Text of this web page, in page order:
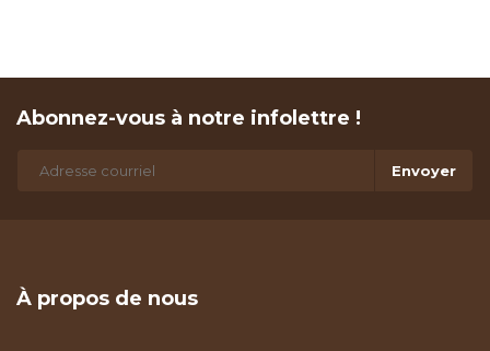
Abonnez-vous à notre infolettre !
Envoyer
À propos de nous